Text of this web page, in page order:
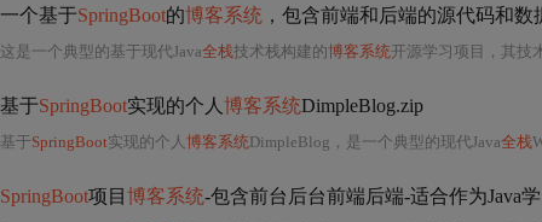
一个基于SpringBoot的博客系统 ，包含前端和后端的源代码和数
这是一个典型的基于现代Java全栈技术栈构建的博客系统开源学习项目，其技
基于SpringBoot实现的个人 博客系统DimpleBlog.zip
基于SpringBoot实现的个人 博客系统DimpleBlog，是一个典型的现代Java全栈
SpringBoot项目 博客系统-包含前台后台前端后端-适合作为Java